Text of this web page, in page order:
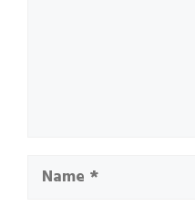
Name